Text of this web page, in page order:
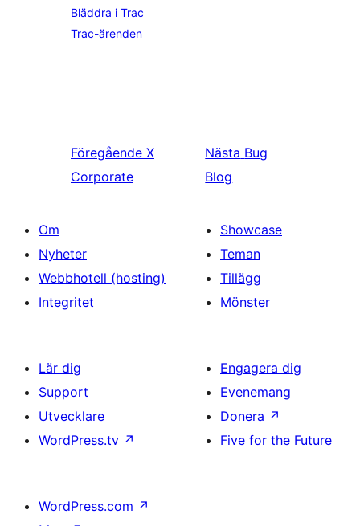
Bläddra i Trac
Trac-ärenden
Föregående X
Corporate
Nästa Bug
Blog
Om
Nyheter
Webbhotell (hosting)
Integritet
Showcase
Teman
Tillägg
Mönster
Lär dig
Support
Utvecklare
WordPress.tv ↗
Engagera dig
Evenemang
Donera ↗
Five for the Future
WordPress.com ↗